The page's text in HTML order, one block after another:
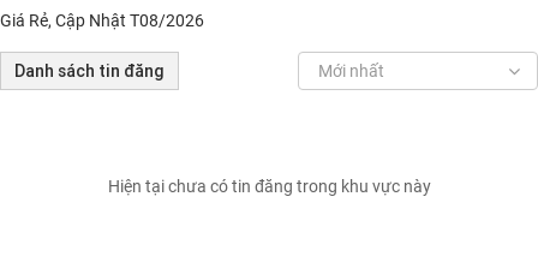
Giá Rẻ, Cập Nhật T08/2026
Danh sách tin đăng Mới nhất
Hiện tại chưa có tin đăng trong khu vực này